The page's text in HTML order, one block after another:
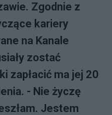
Zgodnie z
kariery
na Kanale
zostać
zapłacić ma jej 20
- Nie życzę
Jestem